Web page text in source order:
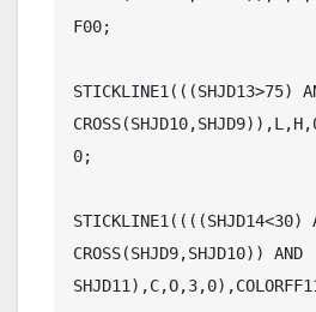
F00;
STICKLINE1(((SHJD13>75)
0;
STICKLINE1((((SHJD14<30)
CROSS(SHJD9,SHJD10)) AND